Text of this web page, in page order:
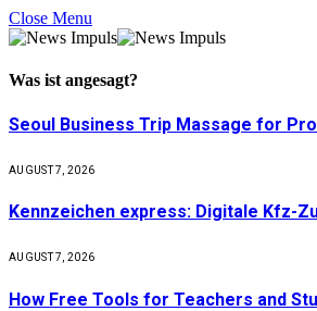
Close Menu
Was ist angesagt?
Seoul Business Trip Massage for
AUGUST 7, 2026
Kennzeichen express: Digitale Kfz-
AUGUST 7, 2026
How Free Tools for Teachers and